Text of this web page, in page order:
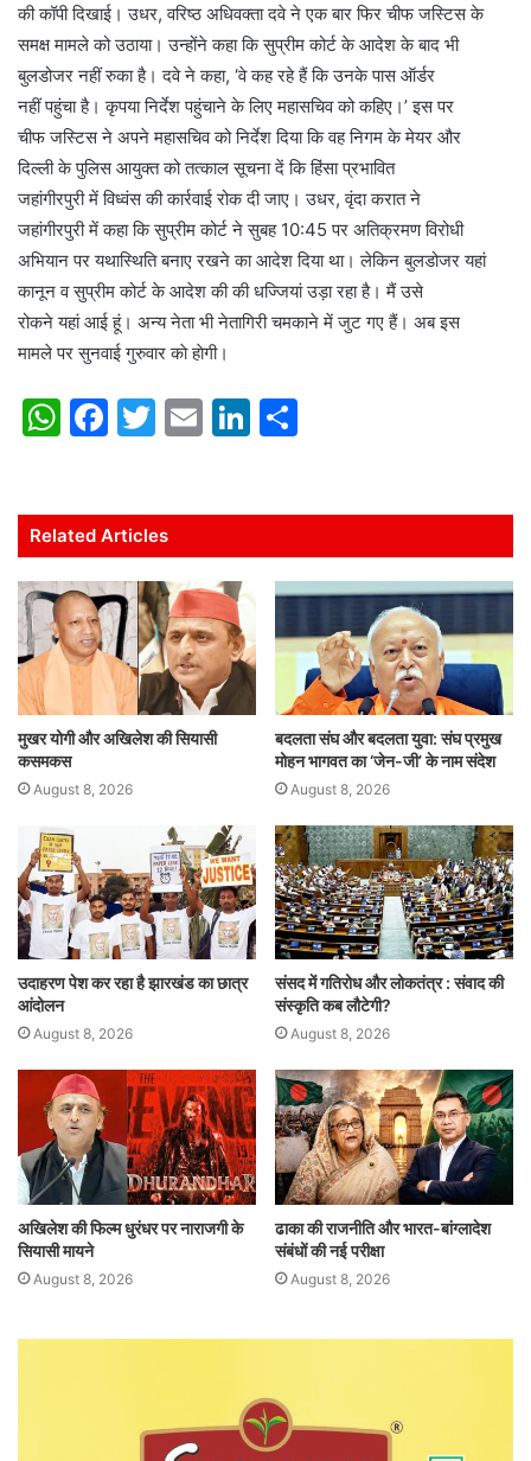
की कॉपी दिखाई। उधर, वरिष्ठ अधिवक्ता दवे ने एक बार फिर चीफ जस्टिस के
समक्ष मामले को उठाया। उन्होंने कहा कि सुप्रीम कोर्ट के आदेश के बाद भी
बुलडोजर नहीं रुका है। दवे ने कहा, ‘वे कह रहे हैं कि उनके पास ऑर्डर
नहीं पहुंचा है। कृपया निर्देश पहुंचाने के लिए महासचिव को कहिए।’ इस पर
चीफ जस्टिस ने अपने महासचिव को निर्देश दिया कि वह निगम के मेयर और
दिल्ली के पुलिस आयुक्त को तत्काल सूचना दें कि हिंसा प्रभावित
जहांगीरपुरी में विध्वंस की कार्रवाई रोक दी जाए। उधर, वृंदा करात ने
जहांगीरपुरी में कहा कि सुप्रीम कोर्ट ने सुबह 10:45 पर अतिक्रमण विरोधी
अभियान पर यथास्थिति बनाए रखने का आदेश दिया था। लेकिन बुलडोजर यहां
कानून व सुप्रीम कोर्ट के आदेश की की धज्जियां उड़ा रहा है। मैं उसे
रोकने यहां आई हूं। अन्य नेता भी नेतागिरी चमकाने में जुट गए हैं। अब इस
मामले पर सुनवाई गुरुवार काे हाेगी।
W
s
A
p
p
F
e
b
o
o
k
T
er
E
l
Li
e
dI
n
e
Related Articles
मुखर योगी और अखिलेश की सियासी
कसमकस
August 8, 2026
बदलता संघ और बदलता युवा: संघ प्रमुख
मोहन भागवत का ‘जेन-जी’ के नाम संदेश
August 8, 2026
उदाहरण पेश कर रहा है झारखंड का छात्र
आंदोलन
August 8, 2026
संसद में गतिरोध और लोकतंत्र : संवाद की
संस्कृति कब लौटेगी?
August 8, 2026
अखिलेश की फिल्म धुरंधर पर नाराजगी के
सियासी मायने
August 8, 2026
ढाका की राजनीति और भारत-बांग्लादेश
संबंधों की नई परीक्षा
August 8, 2026